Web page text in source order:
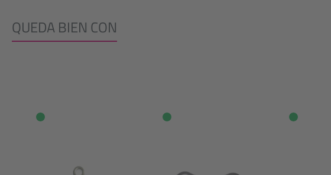
QUEDA BIEN CON